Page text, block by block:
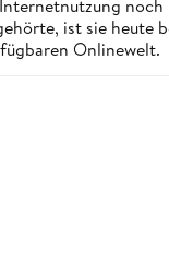
noch
ist sie heute
Onlinewelt.